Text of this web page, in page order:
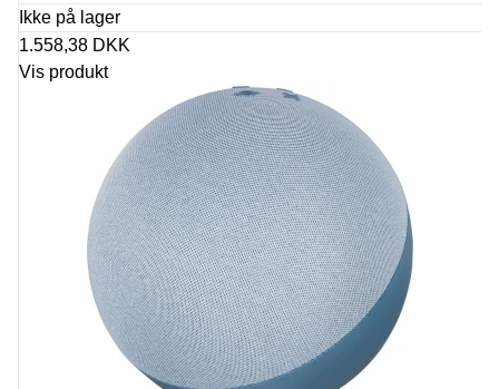
Ikke på lager
1.558,38 DKK
Vis produkt